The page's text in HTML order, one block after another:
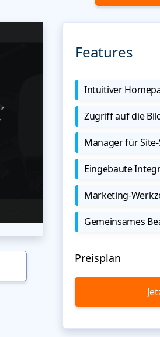
Features
Intuitiver
Zugriff auf die
Manager für
Eingebaute
Marketing-
Gemeinsames
Preisplan